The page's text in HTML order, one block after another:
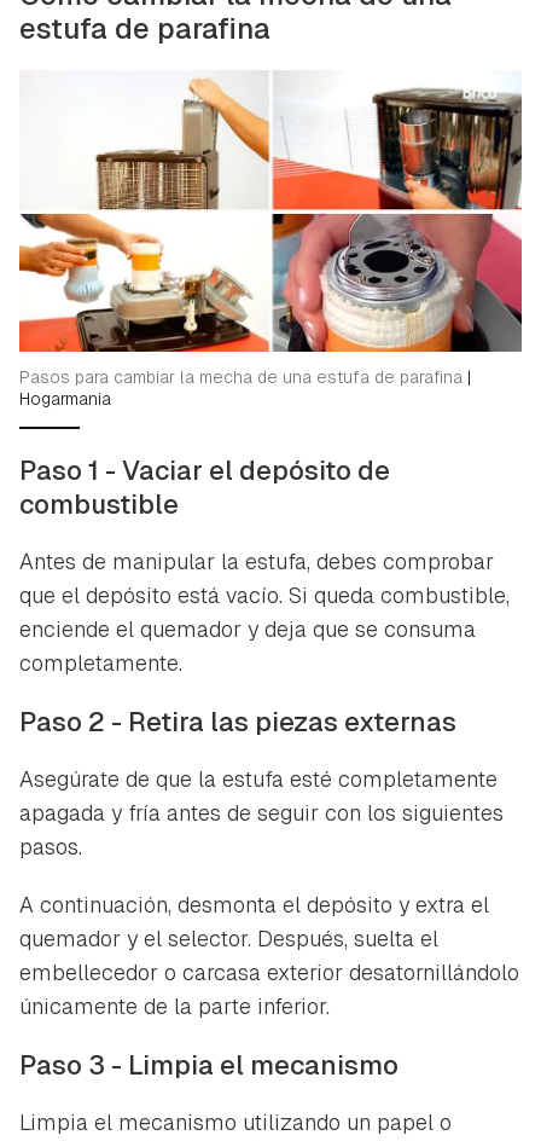
estufa de parafina
Pasos para cambiar la mecha de una estufa de parafina |
Hogarmania
Paso 1 - Vaciar el depósito de
combustible
Antes de manipular la estufa, debes comprobar
que el depósito está vacío. Si queda combustible,
enciende el quemador y deja que se consuma
completamente.
Paso 2 - Retira las piezas externas
Asegúrate de que la estufa esté completamente
apagada y fría antes de seguir con los siguientes
pasos.
A continuación, desmonta el depósito y extra el
quemador y el selector. Después, suelta el
embellecedor o carcasa exterior desatornillándolo
únicamente de la parte inferior.
Paso 3 - Limpia el mecanismo
Limpia el mecanismo utilizando un papel o